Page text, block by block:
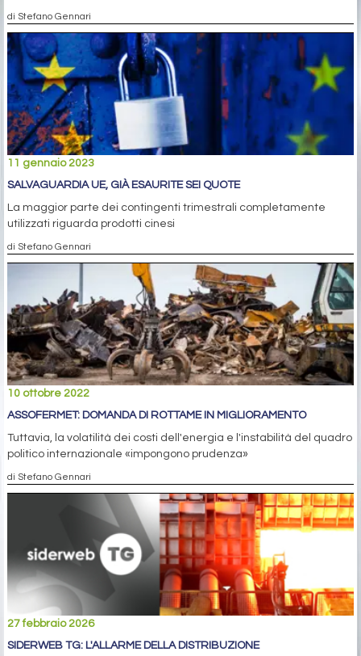
di Stefano Gennari
11 gennaio 2023
SALVAGUARDIA UE, GIÀ ESAURITE SEI QUOTE
La maggior parte dei contingenti trimestrali completamente
utilizzati riguarda prodotti cinesi
di Stefano Gennari
10 ottobre 2022
ASSOFERMET: DOMANDA DI ROTTAME IN MIGLIORAMENTO
Tuttavia, la volatilità dei costi dell'energia e l'instabilità del quadro
politico internazionale «impongono prudenza»
di Stefano Gennari
27 febbraio 2026
SIDERWEB TG: L'ALLARME DELLA DISTRIBUZIONE